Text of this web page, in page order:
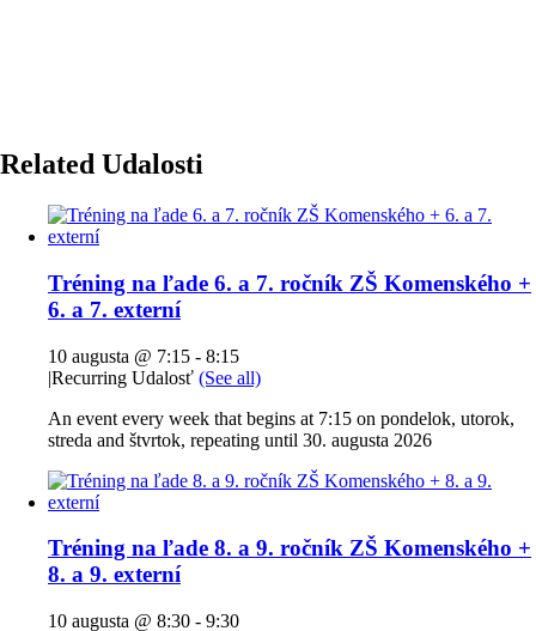
Related Udalosti
Tréning na ľade 6. a 7. ročník ZŠ Komenského +
6. a 7. externí
10 augusta @ 7:15 - 8:15
|Recurring Udalosť (See all)
An event every week that begins at 7:15 on pondelok, utorok,
streda and štvrtok, repeating until 30. augusta 2026
Tréning na ľade 8. a 9. ročník ZŠ Komenského +
8. a 9. externí
10 augusta @ 8:30 - 9:30